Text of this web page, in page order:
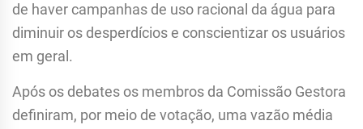
de haver campanhas de uso racional da água para
diminuir os desperdícios e conscientizar os usuários
em geral.
Após os debates os membros da Comissão Gestora
definiram, por meio de votação, uma vazão média